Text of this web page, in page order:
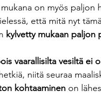
on myös paljon
että mitä nyt
kylvetty mukaan paljon
vaarallisilta vesiltä ei
niitä seuraa
kohtaaminen on